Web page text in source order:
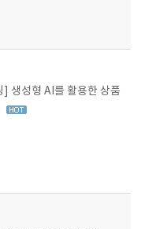
생성형 AI를 활용한 상품